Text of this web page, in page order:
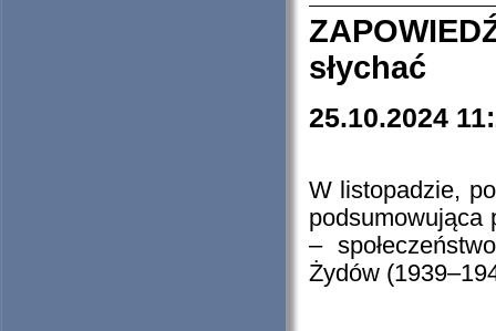
słychać
25.10.2024
W listopadzie,
podsumowująca
–
Żydów